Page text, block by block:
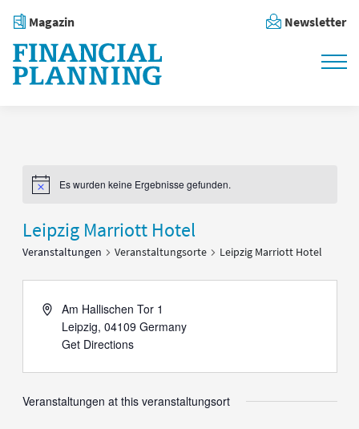
Magazin Newsletter
Notice Es wurden keine Ergebnisse gefunden.
Leipzig Marriott Hotel
Veranstaltungen Veranstaltungsorte Leipzig Marriott Hotel
AddressAm Hallischen Tor 1
Leipzig, 04109 Germany
Get Directions
Veranstaltungen at this veranstaltungsort